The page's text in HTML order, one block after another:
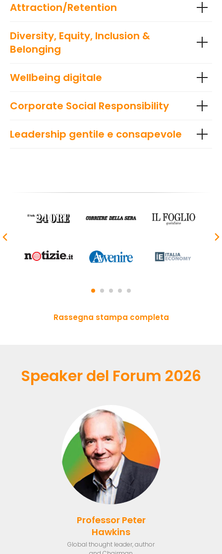
Attraction/Retention
Diversity, Equity, Inclusion &
Belonging
Wellbeing digitale
Corporate Social Responsibility
Leadership gentile e consapevole
Rassegna stampa completa
Speaker del Forum 2026
Professor Peter
Hawkins
Global thought leader, author